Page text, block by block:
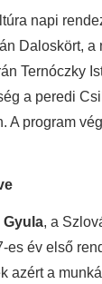
napi
Daloskört,
Ternóczky
a peredi
A program
Gyula, a
es év első
azért a